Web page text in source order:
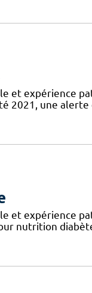
et expérience
2021, une alerte
et expérience
nutrition